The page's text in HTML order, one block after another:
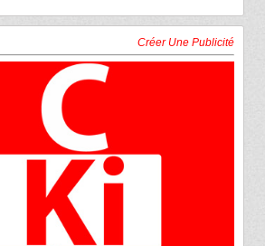
Créer Une Publicité